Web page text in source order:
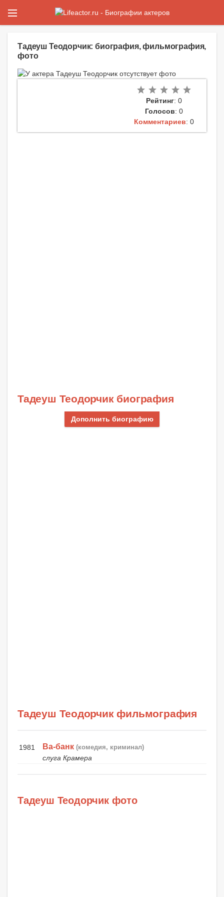
Тадеуш Теодорчик: биография, фильмография,
фото
Рейтинг: 0
Голосов: 0
Комментариев: 0
Тадеуш Теодорчик биография
Дополнить биографию
Тадеуш Теодорчик фильмография
1981 Ва-банк (комедия, криминал)
слуга Крамера
Тадеуш Теодорчик фото